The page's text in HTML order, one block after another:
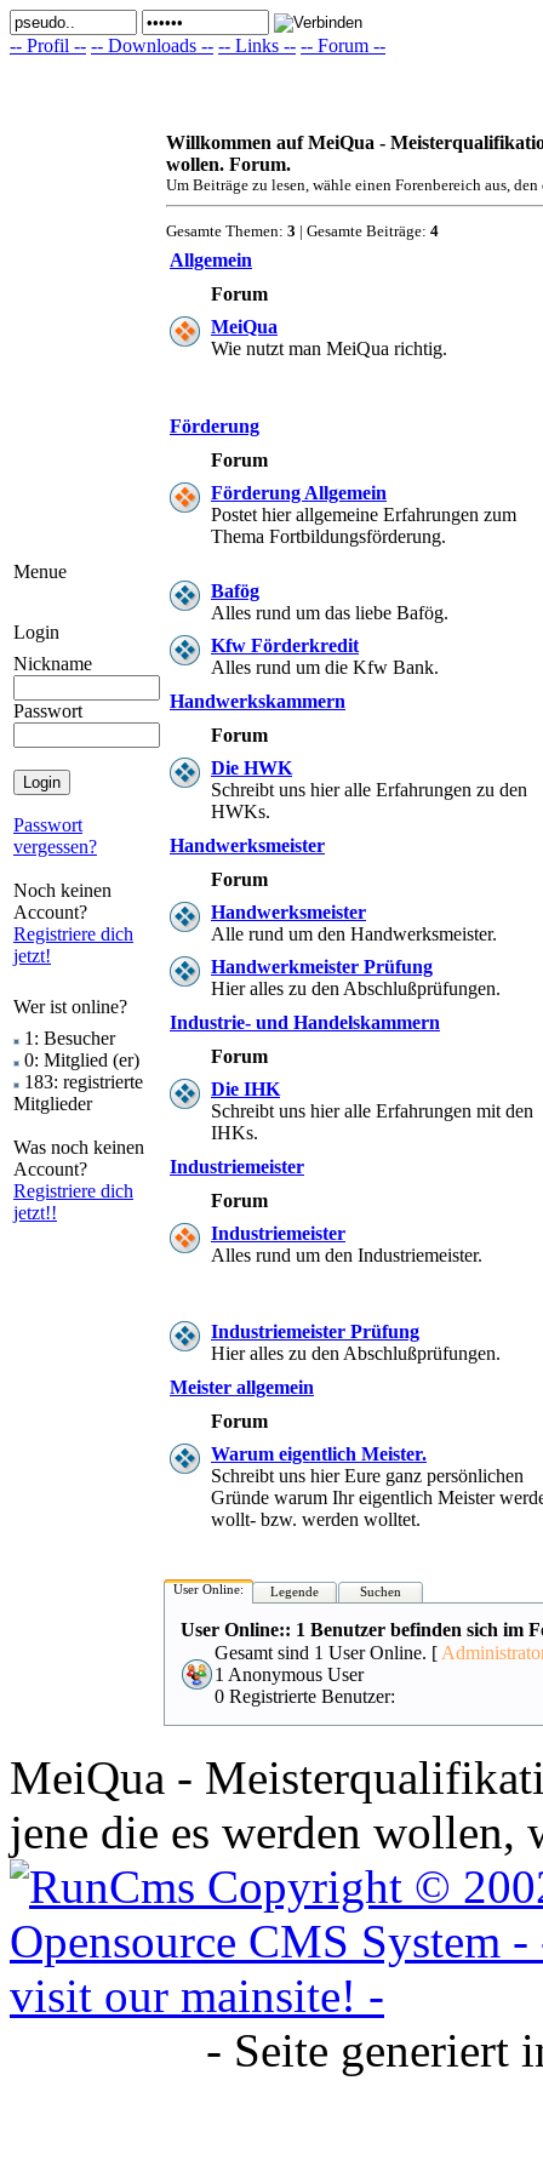
-- Profil -- -- Downloads -- -- Links -- -- Forum --
Menue
Login
Nickname
Passwort
Passwort
vergessen?
Noch keinen
Account?
Registriere dich
jetzt!
Wer ist online?
1: Besucher
0: Mitglied (er)
183: registrierte
Mitglieder
Was noch keinen
Account?
Registriere dich
jetzt!!
Willkommen auf MeiQua -
wollen. Forum.
Um Beiträge zu lesen, wähle einen Forenbereich aus,
Gesamte Themen: 3 | Gesamte Beiträge: 4
Allgemein
Forum
MeiQua
Wie nutzt man MeiQua richtig.
Förderung
Forum
Förderung Allgemein
Postet hier allgemeine Erfahrungen zum
Thema Fortbildungsförderung.
Bafög
Alles rund um das liebe Bafög.
Kfw Förderkredit
Alles rund um die Kfw Bank.
Handwerkskammern
Forum
Die HWK
Schreibt uns hier alle Erfahrungen zu den
HWKs.
Handwerksmeister
Forum
Handwerksmeister
Alle rund um den Handwerksmeister.
Handwerkmeister Prüfung
Hier alles zu den Abschlußprüfungen.
Industrie- und Handelskammern
Forum
Die IHK
Schreibt uns hier alle Erfahrungen mit den
IHKs.
Industriemeister
Forum
Industriemeister
Alles rund um den Industriemeister.
Industriemeister Prüfung
Hier alles zu den Abschlußprüfungen.
Meister allgemein
Forum
Warum eigentlich Meister.
Schreibt uns hier Eure ganz persönlichen
Gründe warum Ihr eigentlich Meister
wollt- bzw. werden wolltet.
User Online: Legende Suchen
User Online:: 1 Benutzer befinden sich im
Gesamt sind 1 User Online. [
1 Anonymous User
0 Registrierte Benutzer:
MeiQua -
jene die es werden
- Seite generiert